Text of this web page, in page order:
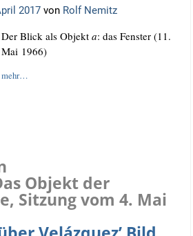
2017 von Rolf Nemitz
Der Blick als Objekta: das Fens­ter (11.
Mai 1966)
mehr…
Objekt der
Sitzung vom 4. Mai